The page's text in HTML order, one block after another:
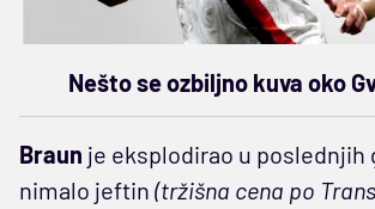
Nešto se ozbiljno kuva oko
Braun je eksplodirao u poslednjih
nimalo jeftin (tržišna cena po